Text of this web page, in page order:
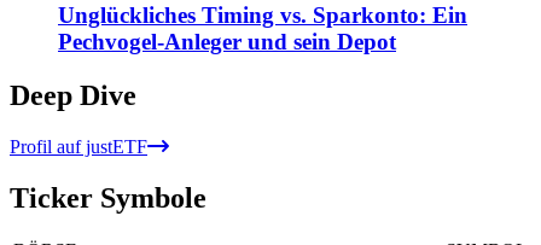
Unglückliches Timing vs. Sparkonto: Ein
Pechvogel-Anleger und sein Depot
Deep Dive
Profil auf justETF
Ticker Symbole